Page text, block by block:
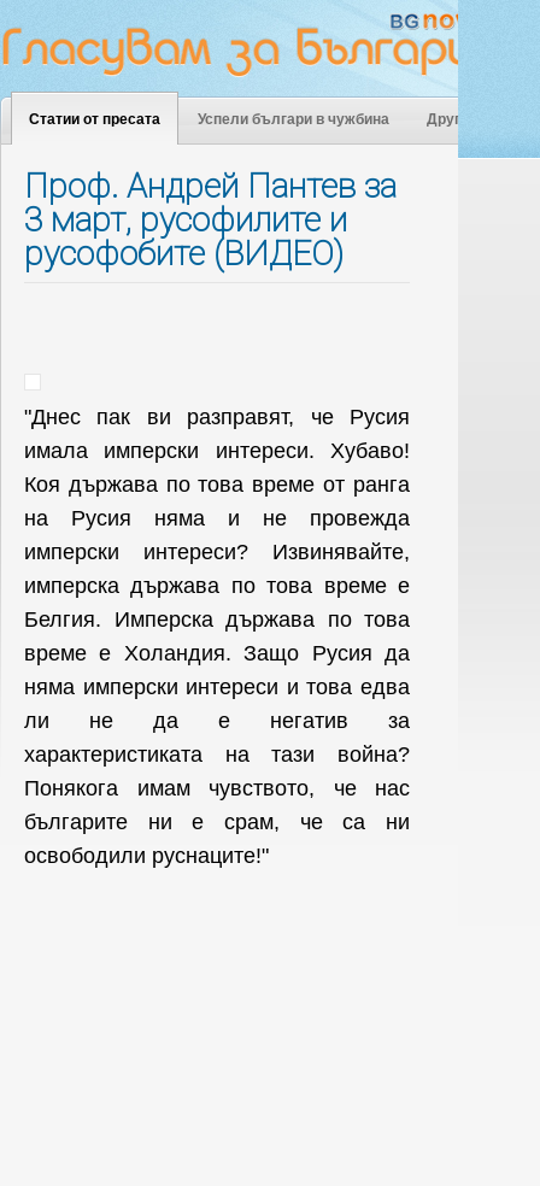
Статии от пресата Успели българи в чужбина Други
Проф. Андрей Пантев за
3 март, русофилите и
русофобите (ВИДЕО)
"Днес пак ви разправят, че Русия
имала имперски интереси. Хубаво!
Коя държава по това време от ранга
на Русия няма и не провежда
имперски интереси? Извинявайте,
имперска държава по това време е
Белгия. Имперска държава по това
време е Холандия. Защо Русия да
няма имперски интереси и това едва
ли не да е негатив за
характеристиката на тази война?
Понякога имам чувството, че нас
българите ни е срам, че са ни
освободили руснаците!"